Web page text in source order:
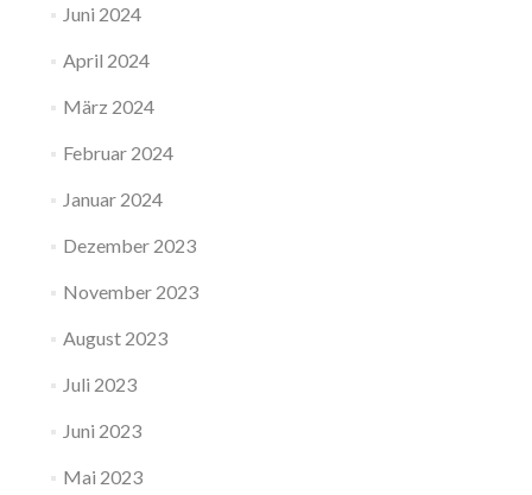
Juni 2024
April 2024
März 2024
Februar 2024
Januar 2024
Dezember 2023
November 2023
August 2023
Juli 2023
Juni 2023
Mai 2023